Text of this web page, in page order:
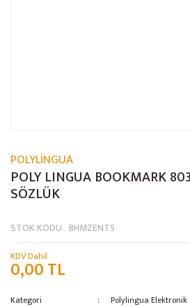
POLYLİNGUA
POLY LINGUA BOOKMARK
SÖZLÜK
STOK KODU BHMZENT5
KDV Dahil
0,00 TL
Kategori Polylingua Elektronik